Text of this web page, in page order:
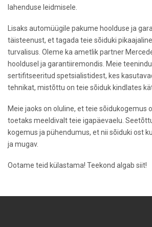
lahenduse leidmisele.
Lisaks automüügile pakume hoolduse ja
täisteenust, et tagada teie sõiduki
turvalisus. Oleme ka ametlik partner
hooldusel ja garantiiremondis. Meie
sertifitseeritud spetsialistidest, kes
tehnikat, mistõttu on teie sõiduk kindlates
Meie jaoks on oluline, et teie sõidukogemus
toetaks meeldivalt teie igapäevaelu.
kogemus ja pühendumus, et nii sõiduki ost
ja mugav.
Ootame teid külastama! Teekond algab siit!